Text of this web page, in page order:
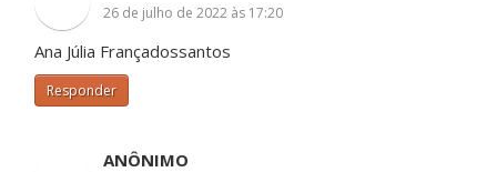
26 de julho de 2022 às 17:20
Ana Júlia Françadossantos
Responder
ANÔNIMO